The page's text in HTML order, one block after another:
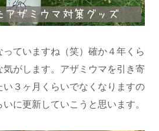
ていますね（笑）確か４年くら
気がします。アザミウマを引き寄
３ヶ月くらいでなくなりますの
に更新していこうと思います。